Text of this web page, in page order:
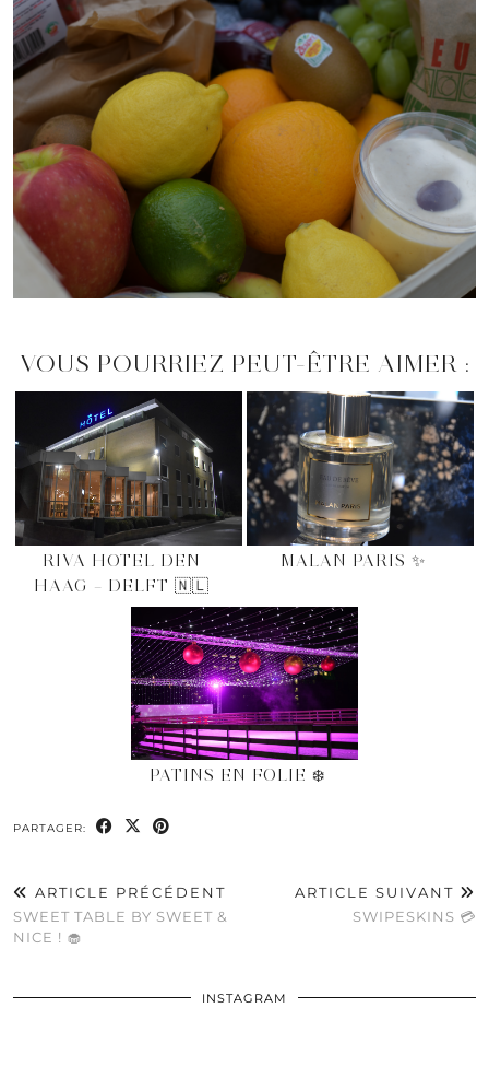
VOUS POURRIEZ PEUT-ÊTRE AIMER :
RIVA HOTEL DEN
HAAG – DELFT 🇳🇱
MALAN PARIS ✨
PATINS EN FOLIE ❄️
PARTAGER:
ARTICLE PRÉCÉDENT
SWEET TABLE BY SWEET &
NICE ! 🧁
ARTICLE SUIVANT
SWIPESKINS 💳
INSTAGRAM